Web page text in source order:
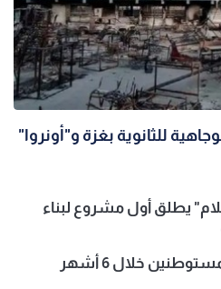
للثانوية بغزة و"أونروا"
يطلق أول مشروع لبناء